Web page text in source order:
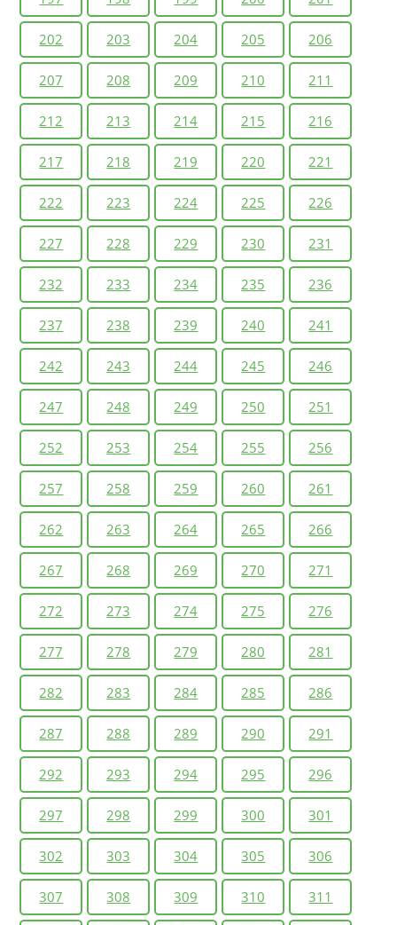
202 203 204 205 206
207 208 209 210 211
212 213 214 215 216
217 218 219 220 221
222 223 224 225 226
227 228 229 230 231
232 233 234 235 236
237 238 239 240 241
242 243 244 245 246
247 248 249 250 251
252 253 254 255 256
257 258 259 260 261
262 263 264 265 266
267 268 269 270 271
272 273 274 275 276
277 278 279 280 281
282 283 284 285 286
287 288 289 290 291
292 293 294 295 296
297 298 299 300 301
302 303 304 305 306
307 308 309 310 311